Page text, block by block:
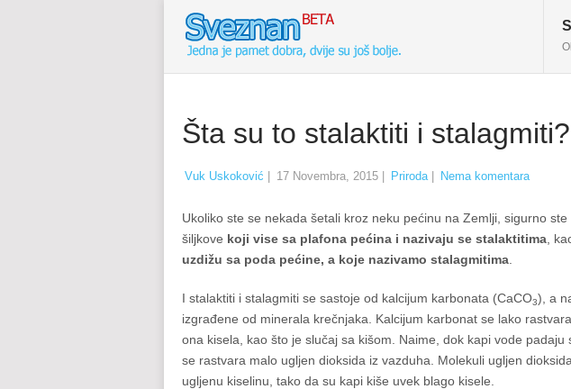
Šta su to stalaktiti i stalagmiti?
Vuk Uskoković 17 Novembra, 2015 Priroda| Nema komentara
Ukoliko ste se nekada šetali kroz neku pećinu na Zemlji, sigurno
šiljkove koji vise sa plafona pećina i nazivaju se stalaktitima ,
uzdižu sa poda pećine, a koje nazivamo stalagmitima
I stalaktiti i stalagmiti se sastoje od kalcijum karbonata (CaCO3), a
izgrađene od minerala krečnjaka. Kalcijum karbonat se lako
ona kisela, kao što je slučaj sa kišom. Naime, dok kapi vode padaju
se rastvara malo ugljen dioksida iz vazduha. Molekuli ugljen
ugljenu kiselinu, tako da su kapi kiše uvek blago kisele.